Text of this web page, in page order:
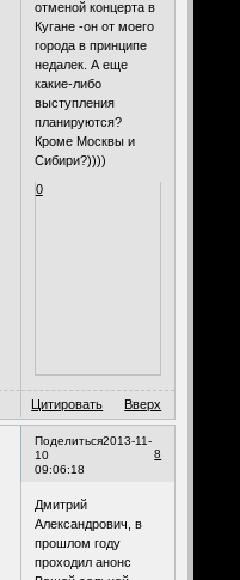
отменой концерта в
Кугане -он от моего
города в принципе
недалек. А еще
какие-либо
выступления
планируются?
Кроме Москвы и
Сибири?))))
0
Цитировать Вверх
Поделиться
8
2013-11-
10
09:06:18
Дмитрий
Александрович, в
прошлом году
проходил анонс